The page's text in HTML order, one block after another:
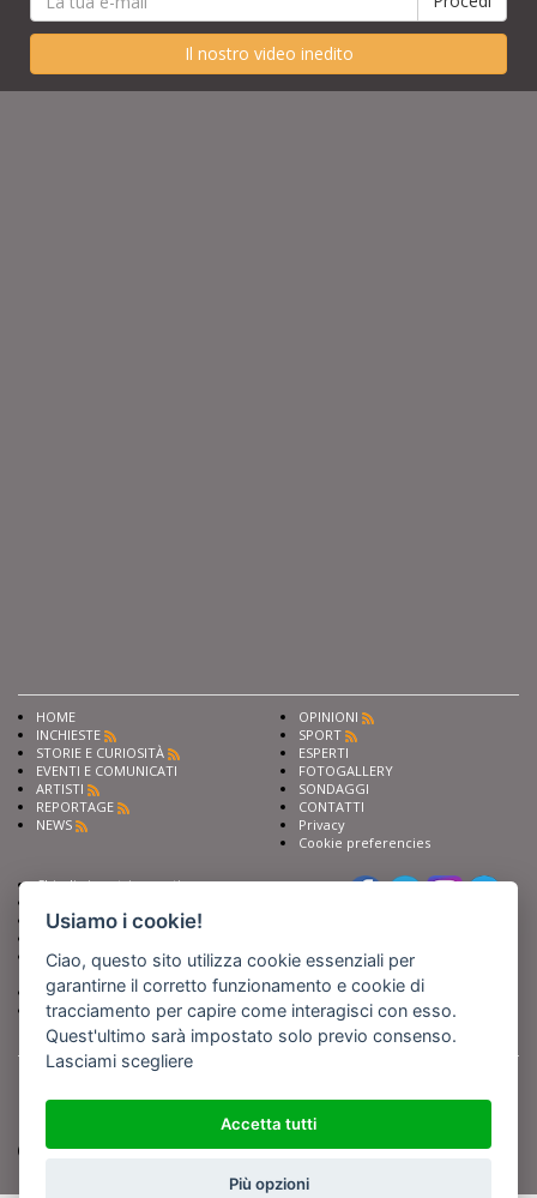
Il nostro video inedito
HOME
INCHIESTE
STORIE E CURIOSITÀ
EVENTI E COMUNICATI
ARTISTI
REPORTAGE
NEWS
OPINIONI
SPORT
ESPERTI
FOTOGALLERY
SONDAGGI
CONTATTI
Privacy
Cookie preferencies
Chiedi ai nostri esperti
Fai pubblicità con noi
Iscriviti al nostro corso di
giornalismo
Compra i nostri libri
Entra in Barinedita Map
Copyright BARIREPORT s.a.s. All rights reserved - Tutte le fotografie recanti il
logo di Barinedita sono state commissionate da BARIREPORT s.a.s. che ne
detiene i Diritti d'Autore e sono state prodotte nell'anno 2012 e seguenti
(tranne che non vi sia uno specifico anno di scatto riportato)
Usiamo i cookie!
Ciao, questo sito utilizza cookie essenziali per
garantirne il corretto funzionamento e cookie di
tracciamento per capire come interagisci con esso.
Quest'ultimo sarà impostato solo previo consenso.
Lasciami scegliere
Accetta tutti
Più opzioni